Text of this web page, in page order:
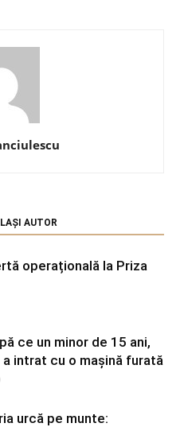
AUTOR
operațională la Priza
ce un minor de 15 ani,
intrat cu o mașină furată
urcă pe munte: